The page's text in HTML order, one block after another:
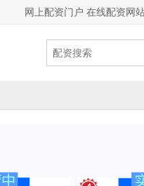
网上配资门户 在线配资网